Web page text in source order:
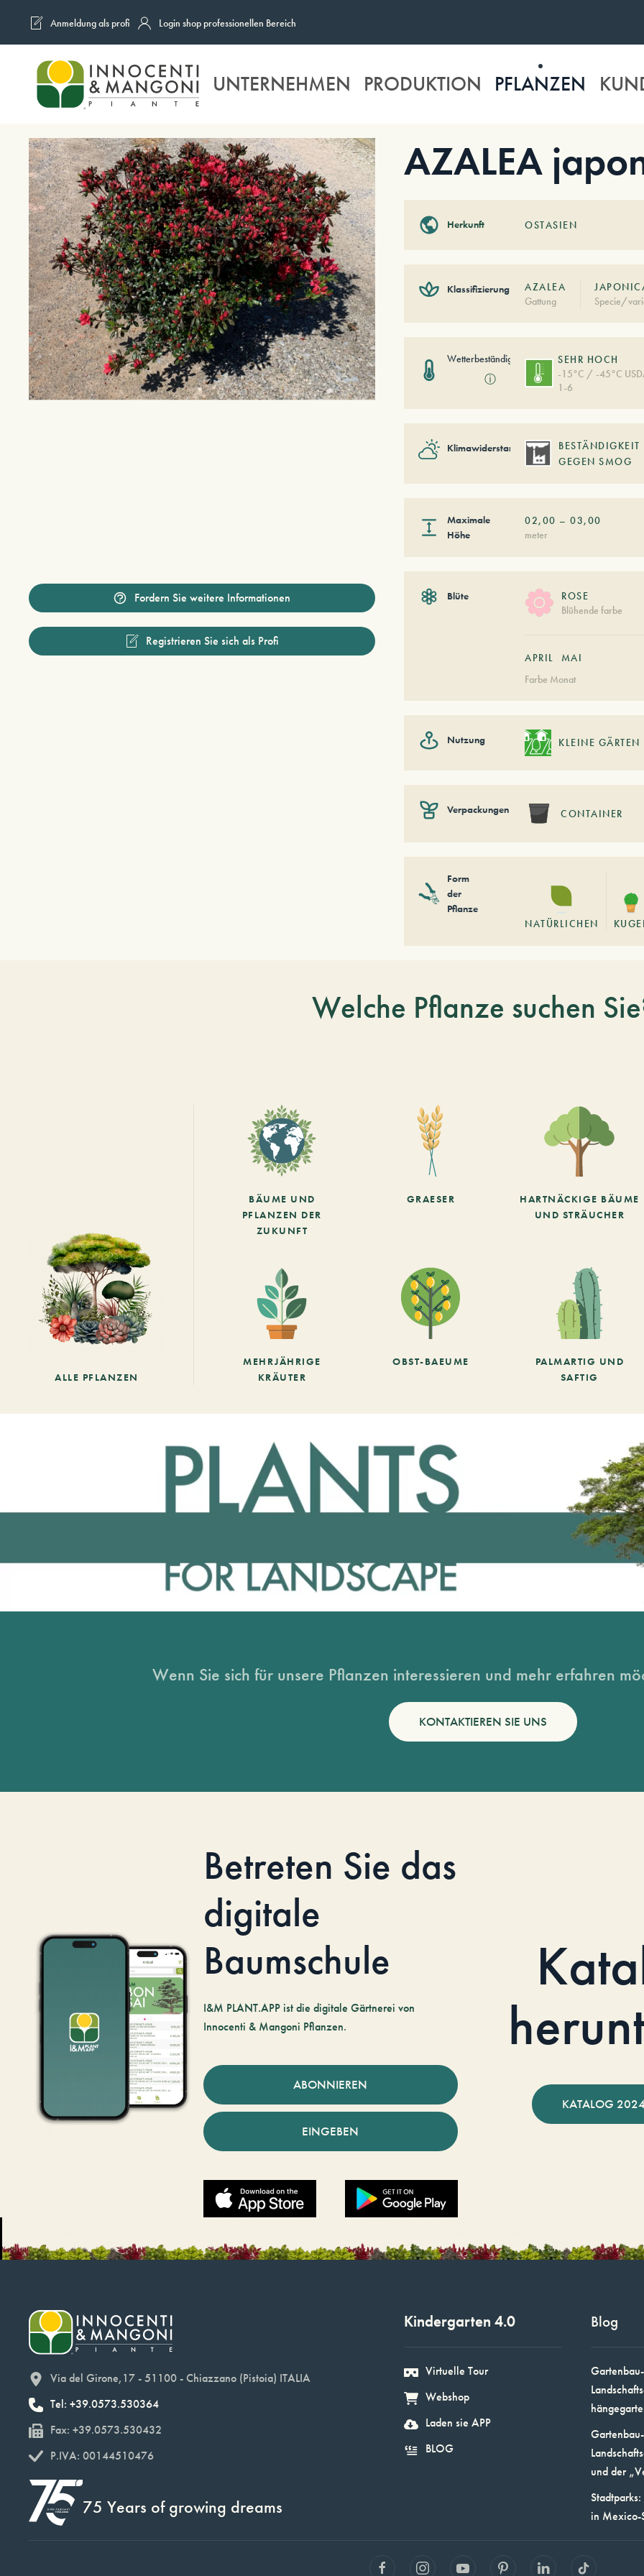
Skip to main content
Anmeldung als profi Login shop professionellen Bereich
UNTERNEHMEN PRODUKTION PFLANZEN
Fordern Sie weitere Informationen
Registrieren Sie sich als Profi
AZALEA
Herkunft OSTASIEN
Klassifizierung
AZALEA
Gattung
Specie/
Wetterbeständigkeit
ⓘ
SEHR HOCH
-15°C / -45°C
1-6
Klimawiderstand
BESTÄNDIGKEIT
GEGEN SMOG
Maximale
Höhe
02,00 –03,00
meter
Blüte
ROSE
Blühende farbe
APRIL
MAI
Farbe Monat
Nutzung KLEINE GÄRTEN
Verpackungen CONTAINER
Form
der
Pflanze
NATÜRLICHEN
Welche Pflanze suchen
ALLE PFLANZEN
BÄUME UND
PFLANZEN DER
ZUKUNFT
GRAESER
HARTNÄCKIGE BÄUME
UND STRÄUCHER
MEHRJÄHRIGE
KRÄUTER
OBST-BAEUME
PALMARTIG UND
SAFTIG
Wenn Sie sich für unsere Pflanzen interessieren und mehr erfahren
KONTAKTIEREN SIE UNS
Betreten Sie das
digitale
Baumschule
I&M PLANT.APP ist die digitale Gärtnerei von
Innocenti & Mangoni Pflanzen.
ABONNIEREN
EINGEBEN
KATALOG
Via del Girone,17 - 51100 - Chiazzano (Pistoia) ITALIA
Tel: +39.0573.530364
Fax: +39.0573.530432
P.IVA: 00144510476
75 Years of growing dreams
Kindergarten 4.0
Virtuelle Tour
Webshop
Laden sie APP
BLOG
Blog
und der
in Mexico-